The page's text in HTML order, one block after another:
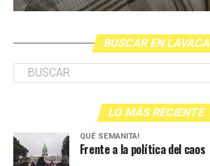
BUSCAR EN LAVACA
LO MÁS RECIENTE
QUÉ SEMANITA!
Frente a la política del caos